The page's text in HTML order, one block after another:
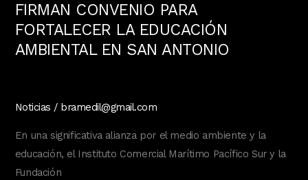
FIRMAN CONVENIO PARA
FORTALECER LA EDUCACIÓN
AMBIENTAL EN SAN ANTONIO
Noticias / bramedil@gmail.com
En una significativa alianza por el medio ambiente y la
educación, el Instituto Comercial Marítimo Pacífico Sur y la
Fundación